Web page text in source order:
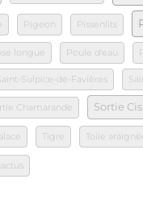
Pigeon Pissenlits
longue Poule d'eau
Sulpice-de-Favières
Chamarande Sortie
Tigre Toile